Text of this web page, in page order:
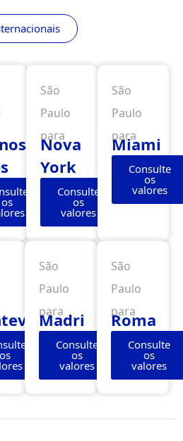
os
São
Paulo
para
Nova
York
Consulte
os
valores
São
Paulo
para
Miami
Consulte
os
valores
os
São
Paulo
para
Madri
Consulte
os
valores
São
Paulo
para
Roma
Consulte
os
valores